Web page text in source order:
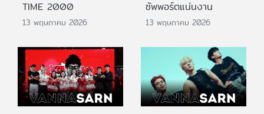
TIME 2000
13 พฤษภาคม 2026
ซัพพอร์ตแน่นงาน
13 พฤษภาคม 2026